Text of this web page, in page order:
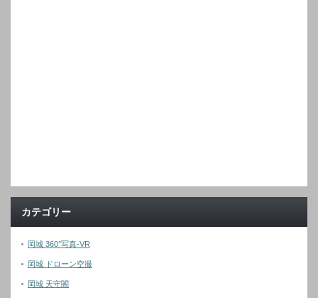
カテゴリー
岡城 360°写真-VR
岡城 ドローン空撮
岡城 天守閣